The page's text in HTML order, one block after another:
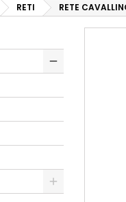
RETI RETE